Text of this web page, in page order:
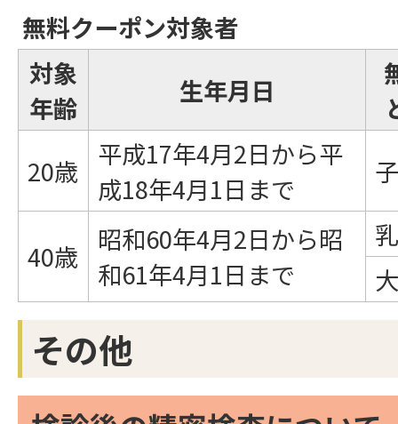
無料クーポン対象者
対象
年齢
生年月日
20歳 平成17年4月2日から平
成18年4月1日まで
40歳 昭和60年4月2日から昭
和61年4月1日まで
その他